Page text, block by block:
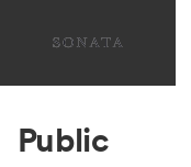
Public